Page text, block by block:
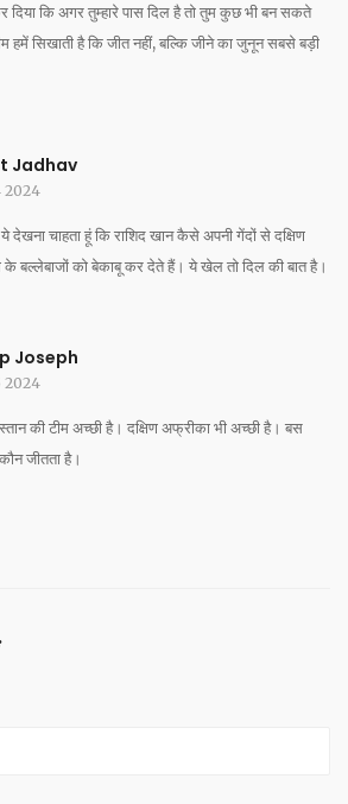
दिया कि अगर तुम्हारे पास दिल है तो तुम कुछ भी बन सकते
हमें सिखाती है कि जीत नहीं, बल्कि जीने का जुनून सबसे बड़ी
Jadhav
2024
देखना चाहता हूं कि राशिद खान कैसे अपनी गेंदों से दक्षिण
बल्लेबाजों को बेकाबू कर देते हैं। ये खेल तो दिल की बात है।
Joseph
2024
की टीम अच्छी है। दक्षिण अफ्रीका भी अच्छी है। बस
जीतता है।